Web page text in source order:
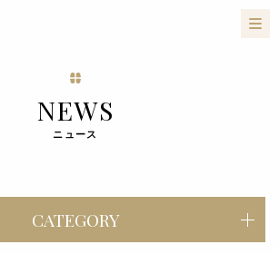
NEWS
ニュース
CATEGORY